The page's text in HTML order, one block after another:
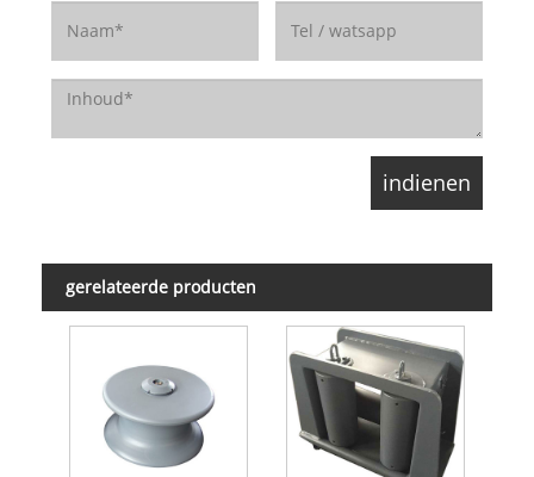
gerelateerde producten